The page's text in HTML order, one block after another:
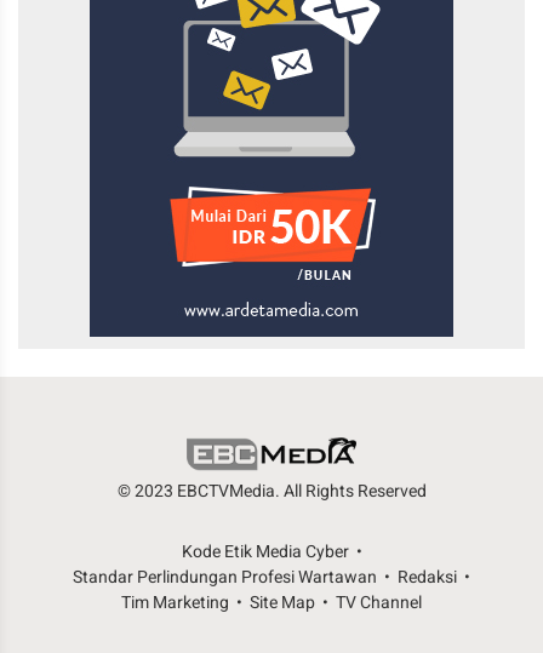
© 2023 EBCTVMedia. All Rights Reserved
Kode Etik Media Cyber
Standar Perlindungan Profesi Wartawan
Redaksi
Tim Marketing
Site Map TV Channel